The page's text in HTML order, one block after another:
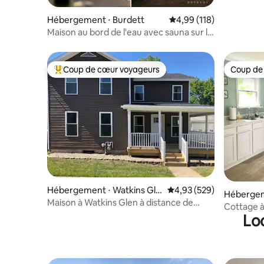
Hébergement ⋅ Burdett Évaluation moyenne
4,99 (118)
Maison au bord de l'eau avec sauna sur le
Coups de cœur voyageurs les plus appréciés
Coup de cœur voyageurs
Hébergement ⋅ Watkins Gle
n
Évaluation moyenne
4,93 (529)
Maison à Watkins Glen à distance de
Coup
Coup
Cottage